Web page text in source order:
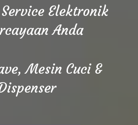
Elektronik
Anda
Mesin Cuci &